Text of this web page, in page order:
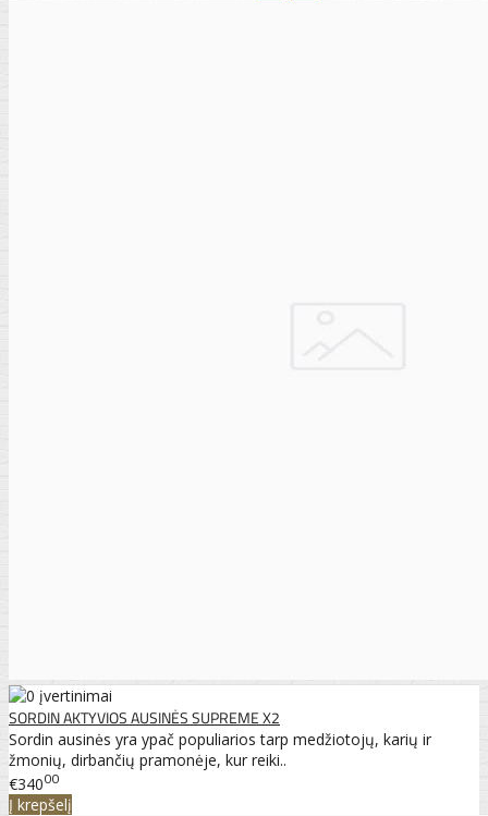
SORDIN AKTYVIOS AUSINĖS SUPREME X2
Sordin ausinės yra ypač populiarios tarp medžiotojų, karių ir
žmonių, dirbančių pramonėje, kur reiki..
€34000
Į krepšelį